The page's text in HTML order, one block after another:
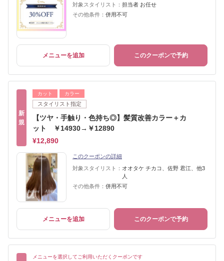
対象スタイリスト： 担当者 お任せ
その他条件： 併用不可
メニューを追加 このクーポンで予約
新
規
カット カラー
スタイリスト指定
【ツヤ・手触り・色持ち◎】髪質改善カラー＋カ
ット ￥14930→￥12890
¥12,890
このクーポンの詳細
対象スタイリスト： オオタケ チカコ、佐野 君江、他3
人
その他条件： 併用不可
メニューを追加 このクーポンで予約
メニューを選択してご利用いただくクーポンです